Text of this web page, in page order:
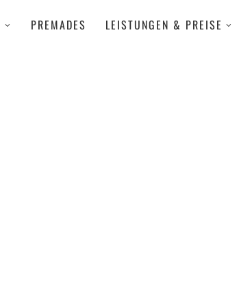
PREMADES LEISTUNGEN & PREISE